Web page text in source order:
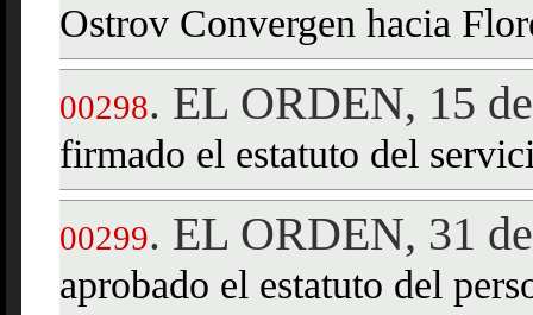
Ostrov Convergen hacia
00298. EL ORDEN, 15
firmado el estatuto del
00299. EL ORDEN, 31
aprobado el estatuto del